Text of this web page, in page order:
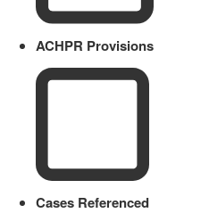
ACHPR Provisions
Cases Referenced